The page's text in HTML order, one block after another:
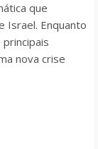
que
Israel. Enquanto
nova crise